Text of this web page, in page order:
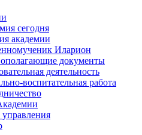
сегодня
академии
Иларион
документы
деятельность
воспитательная работа